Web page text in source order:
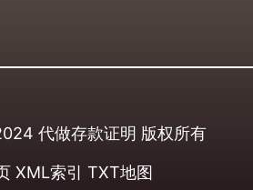
代做存款证明 版权所有
XML索引 TXT地图